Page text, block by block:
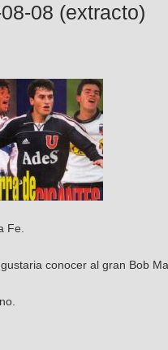
08 (extracto)
Fe.
conocer al gran Bob